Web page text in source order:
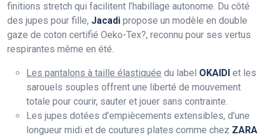
finitions stretch qui facilitent l’habillage autonome. Du côté
des jupes pour fille, Jacadi propose un modèle en double
gaze de coton certifié Oeko-Tex?, reconnu pour ses vertus
respirantes même en été.
Les pantalons à taille élastiquée du label OKAIDI et les
sarouels souples offrent une liberté de mouvement
totale pour courir, sauter et jouer sans contrainte.
Les jupes dotées d’empiècements extensibles, d’une
longueur midi et de coutures plates comme chez ZARA